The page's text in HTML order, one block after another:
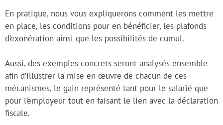
En pratique, nous vous expliquerons comment les mettre
en place, les conditions pour en bénéficier, les plafonds
d’exonération ainsi que les possibilités de cumul.
Aussi, des exemples concrets seront analysés ensemble
afin d’illustrer la mise en œuvre de chacun de ces
mécanismes, le gain représenté tant pour le salarié que
pour l’employeur tout en faisant le lien avec la déclaration
fiscale.